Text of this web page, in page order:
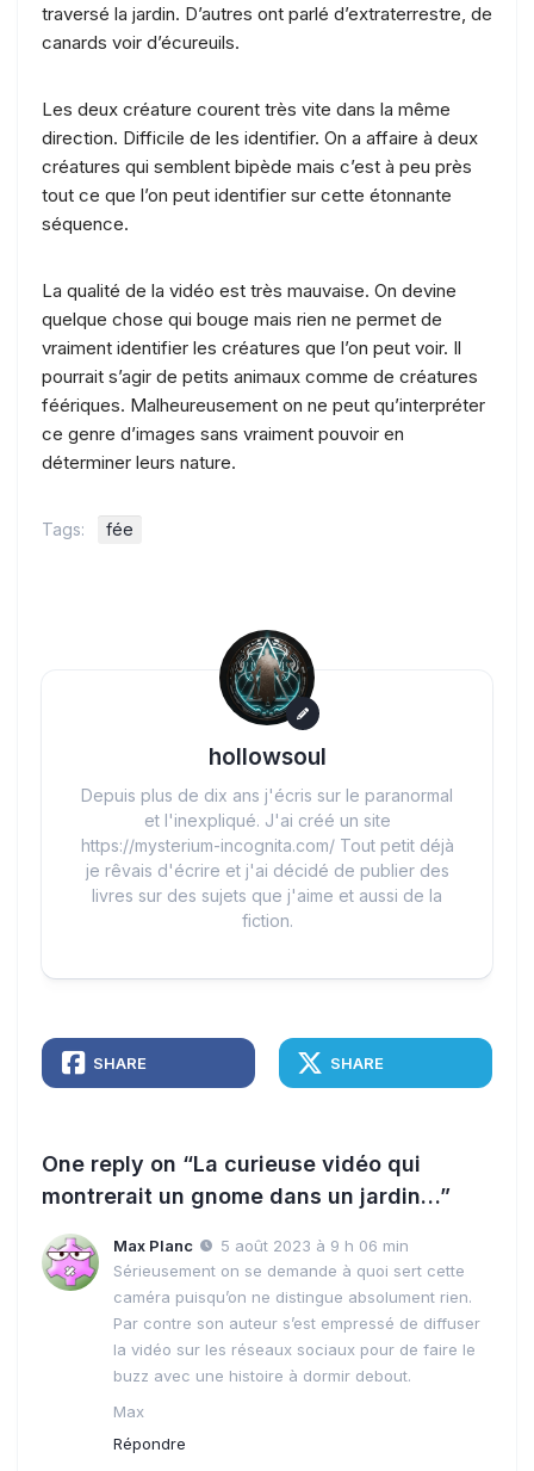
traversé la jardin. D’autres ont parlé d’extraterrestre, de
canards voir d’écureuils.
Les deux créature courent très vite dans la même
direction. Difficile de les identifier. On a affaire à deux
créatures qui semblent bipède mais c’est à peu près
tout ce que l’on peut identifier sur cette étonnante
séquence.
La qualité de la vidéo est très mauvaise. On devine
quelque chose qui bouge mais rien ne permet de
vraiment identifier les créatures que l’on peut voir. Il
pourrait s’agir de petits animaux comme de créatures
féériques. Malheureusement on ne peut qu’interpréter
ce genre d’images sans vraiment pouvoir en
déterminer leurs nature.
Tags: fée
hollowsoul
Depuis plus de dix ans j'écris sur le paranormal
et l'inexpliqué. J'ai créé un site
https://mysterium-incognita.com/ Tout petit déjà
je rêvais d'écrire et j'ai décidé de publier des
livres sur des sujets que j'aime et aussi de la
fiction.
SHARE SHARE
One reply on “La curieuse vidéo qui
montrerait un gnome dans un jardin…”
Max Planc
5 août 2023 à 9 h 06 min
Sérieusement on se demande à quoi sert cette
caméra puisqu’on ne distingue absolument rien.
Par contre son auteur s’est empressé de diffuser
la vidéo sur les réseaux sociaux pour de faire le
buzz avec une histoire à dormir debout.
Max
Répondre